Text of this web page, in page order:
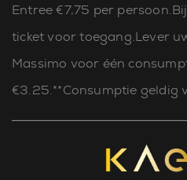
Entree €7,75 per
ticket voor toegang.Lever
Massimo voor één
€3.25.**Consumptie geldig